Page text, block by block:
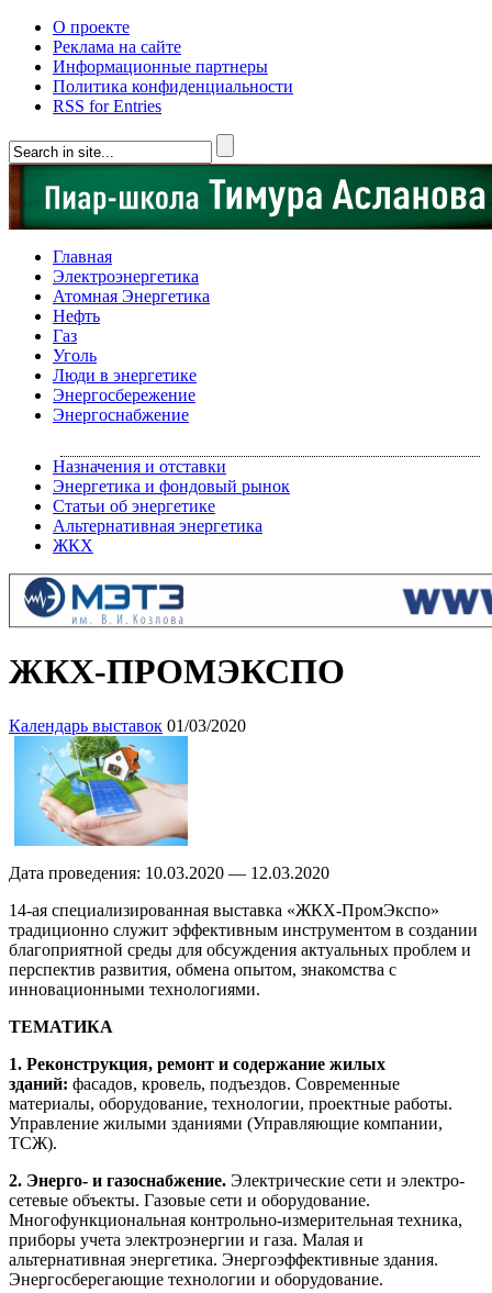
О проекте
Реклама на сайте
Информационные партнеры
Политика конфиденциальности
RSS for Entries
Главная
Электроэнергетика
Атомная Энергетика
Нефть
Газ
Уголь
Люди в энергетике
Энергосбережение
Энергоснабжение
Назначения и отставки
Энергетика и фондовый рынок
Статьи об энергетике
Альтернативная энергетика
ЖКХ
ЖКХ-ПРОМЭКСПО
Календарь выставок 01/03/2020
Дата проведения: 10.03.2020 — 12.03.2020
14-ая специализированная выставка «ЖКХ-ПромЭкспо»
традиционно служит эффективным инструментом в создании
благоприятной среды для обсуждения актуальных проблем и
перспектив развития, обмена опытом, знакомства с
инновационными технологиями.
ТЕМАТИКА
1. Реконструкция, ремонт и содержание жилых
зданий: фасадов, кровель, подъездов. Современные
материалы, оборудование, технологии, проектные работы.
Управление жилыми зданиями (Управляющие компании,
ТСЖ).
2. Энерго- и газоснабжение. Электрические сети и электро-
сетевые объекты. Газовые сети и оборудование.
Многофункциональная контрольно-измерительная техника,
приборы учета электроэнергии и газа. Малая и
альтернативная энергетика. Энергоэффективные здания.
Энергосберегающие технологии и оборудование.